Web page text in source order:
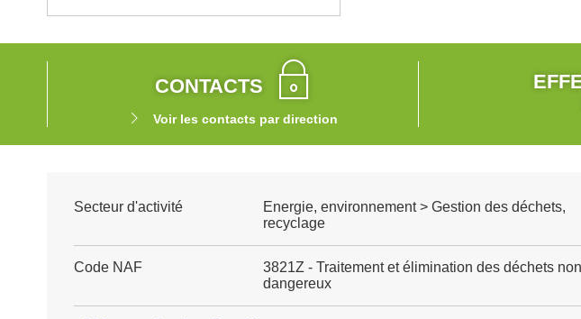
CONTACTS
Voir les contacts par direction
Secteur d'activité
Energie, environnement > Gestion des déchets,
recyclage
Code NAF
3821Z - Traitement et élimination des déchets non
dangereux